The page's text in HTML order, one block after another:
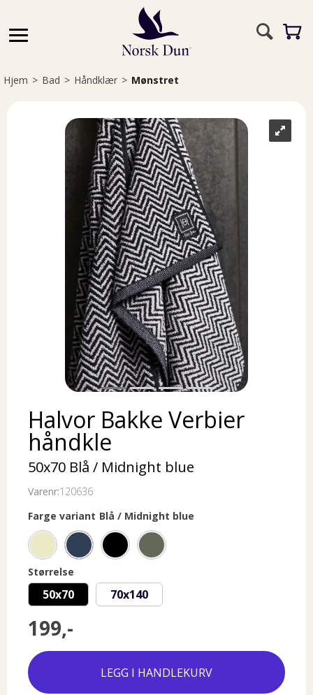
Hjem>Bad>Håndklær>Mønstret
Halvor Bakke Verbier
håndkle
50x70 Blå / Midnight blue
Varenr:120636
Farge variant Blå / Midnight blue
Størrelse
50x70 70x140
199,-